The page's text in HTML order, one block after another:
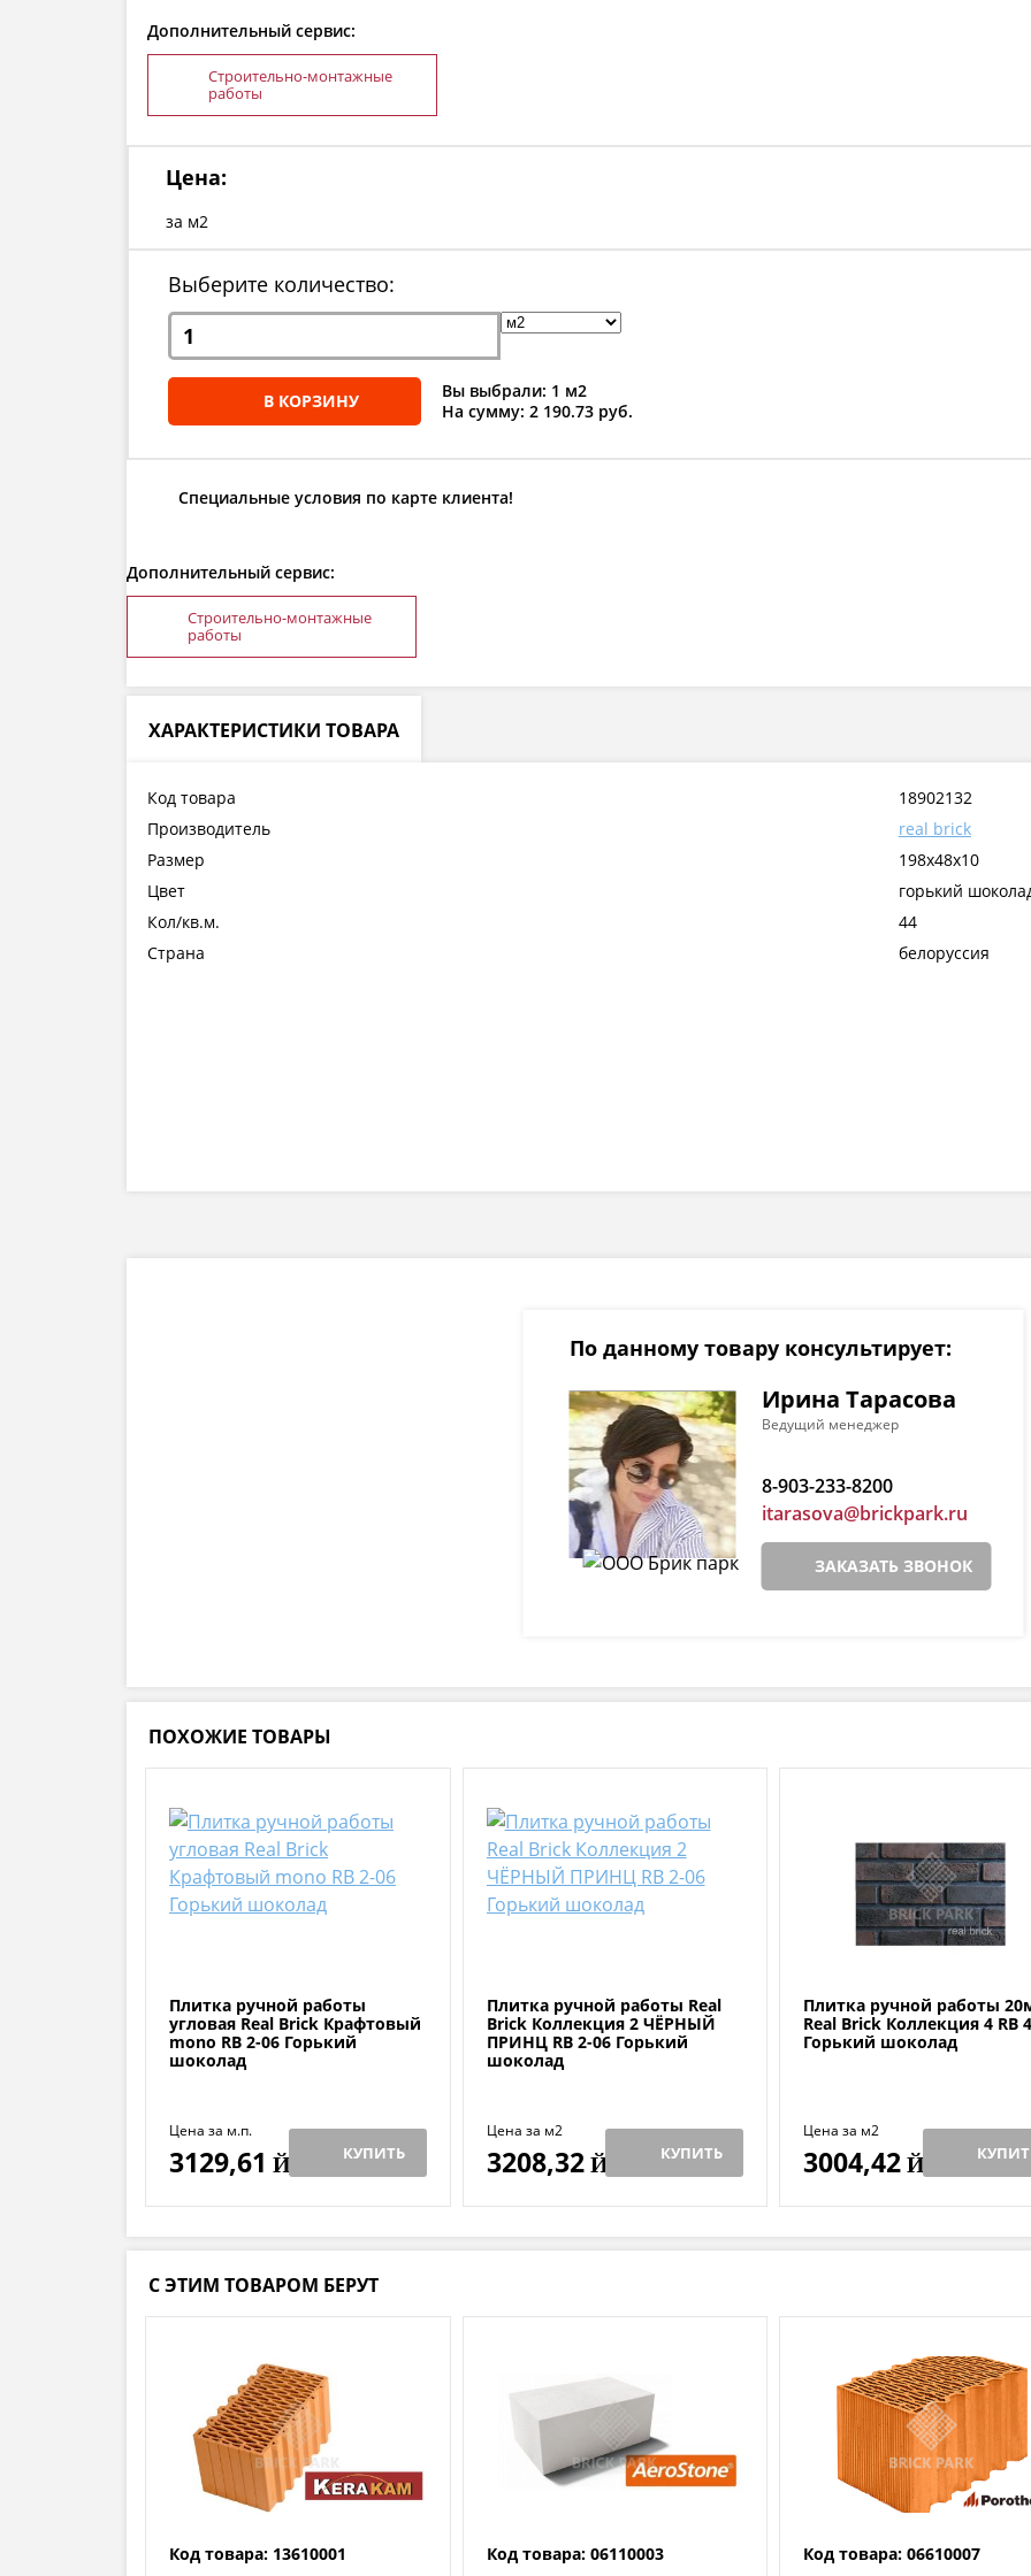
Дополнительный сервис:
Строительно-монтажные
работы
Цена:
за м2
Выберите количество:
В КОРЗИНУ
Вы выбрали: 1 м2
На сумму: 2 190.73 руб.
Специальные условия по карте клиента!
Дополнительный сервис:
Строительно-монтажные
работы
ХАРАКТЕРИСТИКИ ТОВАРА
Код товара
18902132
Производитель
real brick
Размер
198х48х10
Цвет
горький
Кол/кв.м.
44
Страна
белоруссия
По данному товару консультирует:
Ирина Тарасова
Ведущий менеджер
8-903-233-8200
itarasova@brickpark.ru
ЗАКАЗАТЬ ЗВОНОК
ПОХОЖИЕ ТОВАРЫ
Плитка ручной работы
угловая Real Brick Крафтовый
mono RB 2-06 Горький
шоколад
Цена за м.п.
3129,61 Й КУПИТЬ
Плитка ручной работы Real
Brick Коллекция 2 ЧЁРНЫЙ
ПРИНЦ RB 2-06 Горький
шоколад
Цена за м2
3208,32Й КУПИТЬ
Плитка ручной работы
Real Brick Коллекция 4 RB
Горький шоколад
Цена за м2
3004,42 Й
С ЭТИМ ТОВАРОМ БЕРУТ
Код товара: 13610001
Код товара: 06110003
Код товара: 06610007